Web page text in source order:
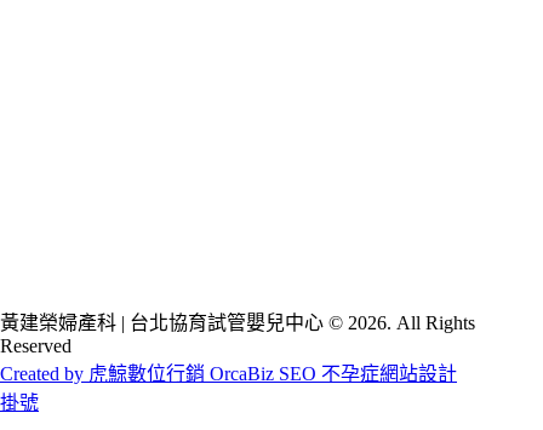
黃建榮婦產科 | 台北協育試管嬰兒中心 © 2026. All Rights
Reserved
Created by 虎鯨數位行銷 OrcaBiz SEO 不孕症網站設計
掛號